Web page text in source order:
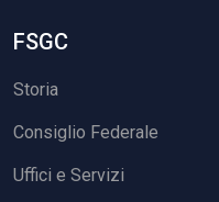
FSGC
Storia
Consiglio Federale
Uffici e Servizi